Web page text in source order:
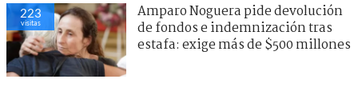
223
visitas
Amparo Noguera pide devolución
de fondos e indemnización tras
estafa: exige más de $500 millones